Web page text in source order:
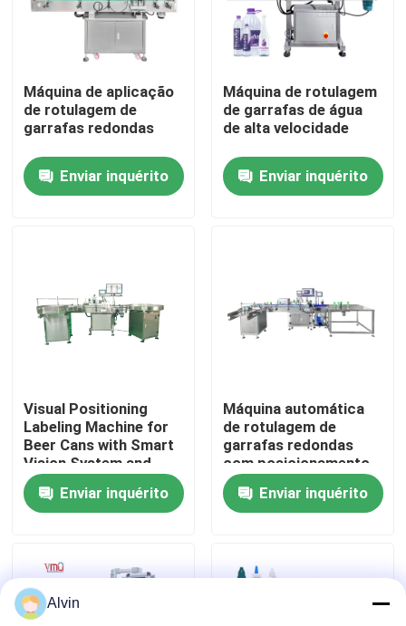
Casa
Produtos
Excursão da fábrica
Contacte-nos
Notícia
Peça umas citações
máquina de etiquetas automática
Máquina de aplicação
de rotulagem de
garrafas redondas
Enviar inquérito
Máquina de rotulagem
de garrafas de água
de alta velocidade
Enviar inquérito
Visual Positioning
Labeling Machine for
Beer Cans with Smart
Vision System and
High Speed (1200-
2400 Cans/Minute) for
Precision Placement
Enviar inquérito
Máquina automática
de rotulagem de
garrafas redondas
com posicionamento
de câmara visual
Enviar inquérito
Alvin